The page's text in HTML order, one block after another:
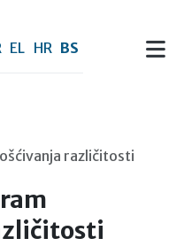
EL HR BS
različitosti